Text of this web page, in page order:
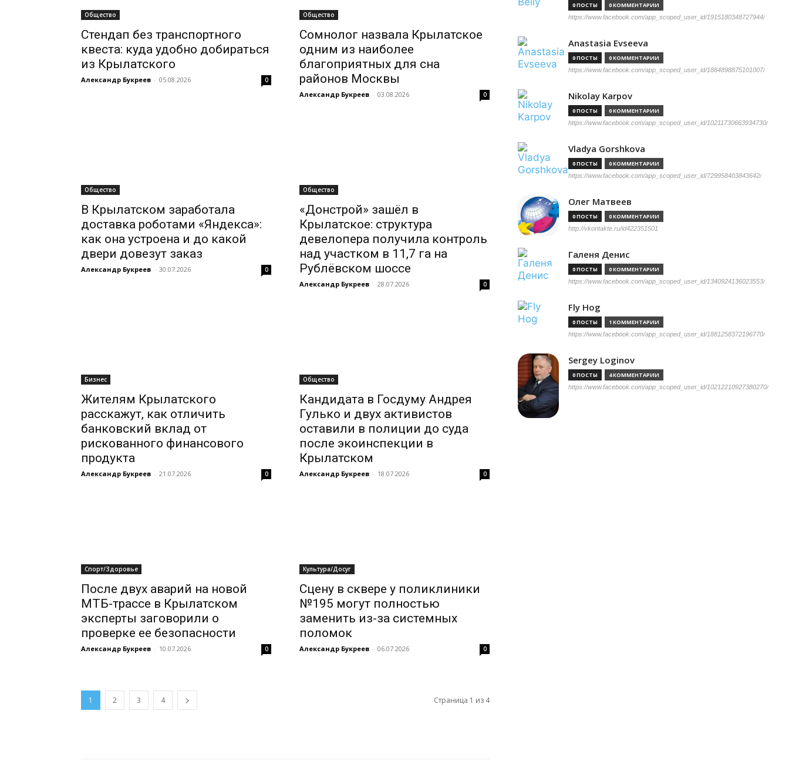
Общество
Стендап без транспортного
квеста: куда удобно добираться
из Крылатского
Александр Букреев - 05.08.2026 0
Общество
Сомнолог назвала Крылатское
одним из наиболее
благоприятных для сна
районов Москвы
Александр Букреев - 03.08.2026 0
Общество
В Крылатском заработала
доставка роботами «Яндекса»:
как она устроена и до какой
двери довезут заказ
Александр Букреев - 30.07.2026 0
Общество
«Донстрой» зашёл в
Крылатское: структура
девелопера получила контроль
над участком в 11,7 га на
Рублёвском шоссе
Александр Букреев - 28.07.2026 0
Бизнес
Жителям Крылатского
расскажут, как отличить
банковский вклад от
рискованного финансового
продукта
Александр Букреев - 21.07.2026 0
Общество
Кандидата в Госдуму Андрея
Гулько и двух активистов
оставили в полиции до суда
после экоинспекции в
Крылатском
Александр Букреев - 18.07.2026 0
Спорт/Здоровье
После двух аварий на новой
МТБ-трассе в Крылатском
эксперты заговорили о
проверке ее безопасности
Александр Букреев - 10.07.2026 0
Культура/Досуг
Сцену в сквере у поликлиники
№195 могут полностью
заменить из-за системных
поломок
Александр Букреев - 06.07.2026 0
1 2 3 4 Страница 1 из 4
0 ПОСТЫ 0 КОММЕНТАРИИ
https://www.facebook.com/app_scoped_user_id/1915180348727944/
Anastasia Evseeva
0 ПОСТЫ 0 КОММЕНТАРИИ
https://www.facebook.com/app_scoped_user_id/1884898875101007/
Nikolay Karpov
0 ПОСТЫ 0 КОММЕНТАРИИ
https://www.facebook.com/app_scoped_user_id/10211730663934730/
Vladya Gorshkova
0 ПОСТЫ 0 КОММЕНТАРИИ
https://www.facebook.com/app_scoped_user_id/729958403843642/
Олег Матвеев
0 ПОСТЫ 0 КОММЕНТАРИИ
http://vkontakte.ru/id422351501
Галеня Денис
0 ПОСТЫ 0 КОММЕНТАРИИ
https://www.facebook.com/app_scoped_user_id/1340924136023553/
Fly Hog
0 ПОСТЫ 1 КОММЕНТАРИИ
https://www.facebook.com/app_scoped_user_id/1881258372196770/
Sergey Loginov
0 ПОСТЫ 4 КОММЕНТАРИИ
https://www.facebook.com/app_scoped_user_id/10212210927380270/